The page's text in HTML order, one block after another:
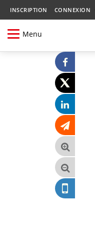
INSCRIPTION CONNEXION
Menu